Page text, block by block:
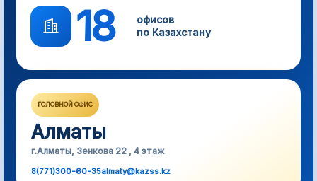
18
офисов
по Казахстану
ГОЛОВНОЙ ОФИС
Алматы
г.Алматы, Зенкова 22 , 4 этаж
8(771)300-60-35almaty@kazss.kz
офисов